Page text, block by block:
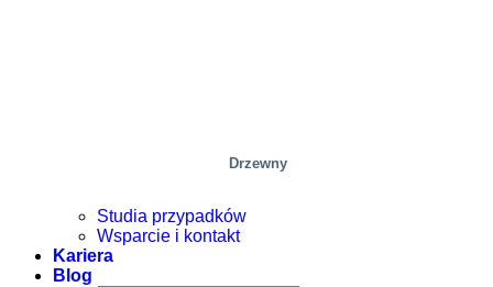
Drzewny
Studia przypadków
Wsparcie i kontakt
Kariera
Blog